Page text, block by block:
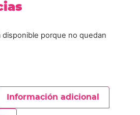
porque no quedan
Información adicional